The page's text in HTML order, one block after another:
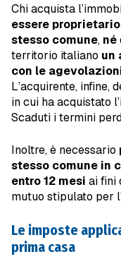
Chi acquista
essere
stesso comune, né
territorio italiano un
con le
L’acquirente, infine,
in cui ha acquistato
Scaduti i termini
Inoltre, è necessario
stesso comune in
entro 12 mesi ai fini
mutuo stipulato per
Le imposte
prima casa